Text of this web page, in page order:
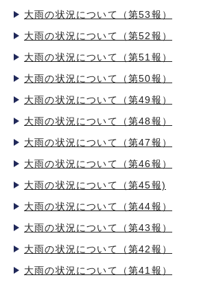
大雨の状況について（第53報）
大雨の状況について（第52報）
大雨の状況について（第51報）
大雨の状況について（第50報）
大雨の状況について（第49報）
大雨の状況について（第48報）
大雨の状況について（第47報）
大雨の状況について（第46報）
大雨の状況について（第45報)
大雨の状況について（第44報）
大雨の状況について（第43報）
大雨の状況について（第42報）
大雨の状況について（第41報）